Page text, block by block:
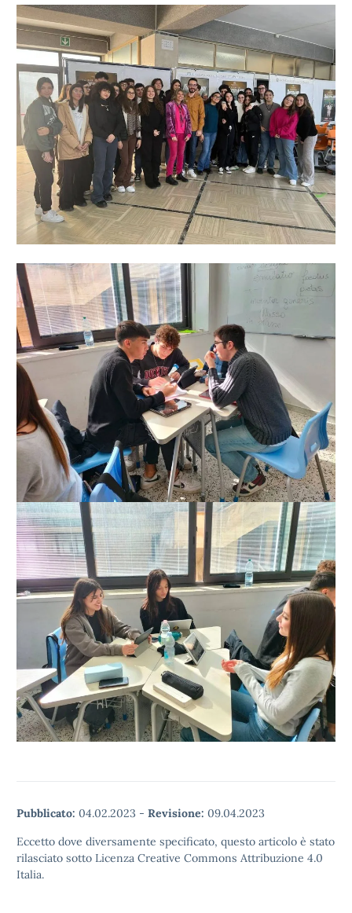
Pubblicato: 04.02.2023 - Revisione: 09.04.2023
Eccetto dove diversamente specificato, questo articolo è stato
rilasciato sotto Licenza Creative Commons Attribuzione 4.0
Italia.